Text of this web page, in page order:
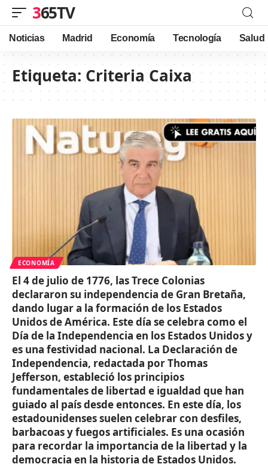
365TV
Noticias Madrid Economía Tecnología Salud
Etiqueta:Criteria Caixa
ECONOMÍA
El 4 de julio de 1776, las Trece Colonias
declararon su independencia de Gran Bretaña,
dando lugar a la formación de los Estados
Unidos de América. Este día se celebra como el
Día de la Independencia en los Estados Unidos y
es una festividad nacional. La Declaración de
Independencia, redactada por Thomas
Jefferson, estableció los principios
fundamentales de libertad e igualdad que han
guiado al país desde entonces. En este día, los
estadounidenses suelen celebrar con desfiles,
barbacoas y fuegos artificiales. Es una ocasión
para recordar la importancia de la libertad y la
democracia en la historia de Estados Unidos.